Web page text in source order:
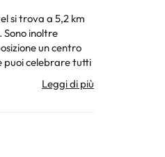
si trova a 5,2 km
inoltre
un centro
puoi celebrare tutti
caffetteria se vuoi
TV LED. La